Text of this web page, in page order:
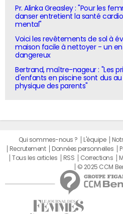
Pr. Alinka Greasley : "Pour les
danser entretient la santé
mental"
Voici les revêtements de sol à
maison facile à nettoyer - un
dangereux
Bertrand, maître-nageur : "Les
d'enfants en piscine sont dus
physique des parents"
Qui sommes-nous ? L'équipe
Recrutement
Données personnelles
Tous les articles
RSS Corrections
© 2025 CCM